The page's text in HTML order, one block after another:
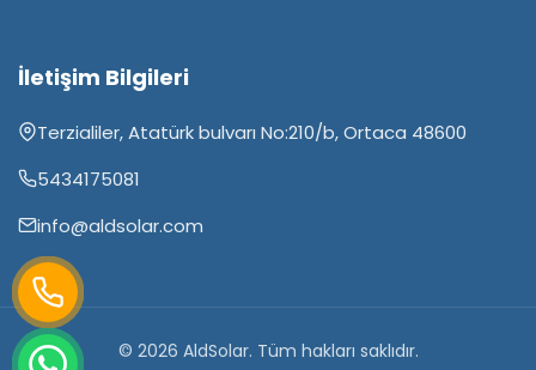
İletişim Bilgileri
Terzialiler, Atatürk bulvarı No:210/b, Ortaca 48600
5434175081
info@aldsolar.com
© 2026 AldSolar. Tüm hakları saklıdır.